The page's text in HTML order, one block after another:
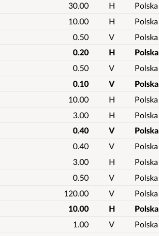
30.00 H Polska
10.00 H Polska
0.50 V Polska
0.20 H Polska
0.50 V Polska
0.10 V Polska
10.00 H Polska
3.00 H Polska
0.40 V Polska
0.40 V Polska
3.00 H Polska
0.50 V Polska
120.00 V Polska
10.00 H Polska
1.00 V Polska